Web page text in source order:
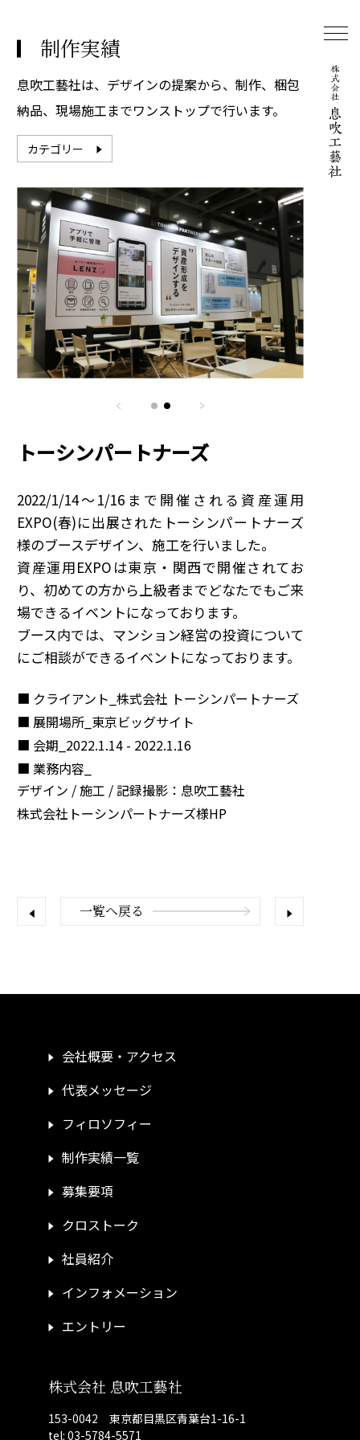
制作実績
息吹工藝社は、デザインの提案から、制作、梱包
納品、現場施工までワンストップで行います。
カテゴリー
トーシンパートナーズ
2022/1/14〜1/16まで開催される資産運用
EXPO(春)に出展されたトーシンパートナーズ
様のブースデザイン、施工を行いました。
資産運用EXPOは東京・関西で開催されてお
り、初めての方から上級者までどなたでもご来
場できるイベントになっております。
ブース内では、マンション経営の投資について
にご相談ができるイベントになっております。
クライアント_ 株式会社 トーシンパートナーズ
展開場所_ 東京ビッグサイト
会期_ 2022.1.14 - 2022.1.16
業務内容_
デザイン / 施工 / 記録撮影：息吹工藝社
株式会社トーシンパートナーズ様HP
一覧へ戻る
株式会社 息吹工藝社
153-0042 東京都目黒区青葉台1-16-1
tel: 03-5784-5571
会社概要・アクセス
代表メッセージ
フィロソフィー
制作実績一覧
募集要項
クロストーク
社員紹介
インフォメーション
エントリー